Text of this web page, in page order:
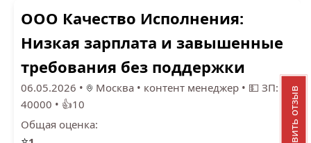
ООО Качество Исполнения:
Низкая зарплата и завышенные
требования без поддержки
06.05.2026 • Москва • контент менеджер • 💵 ЗП:
40000 • 👍10
Общая оценка:
Добавить отзыв